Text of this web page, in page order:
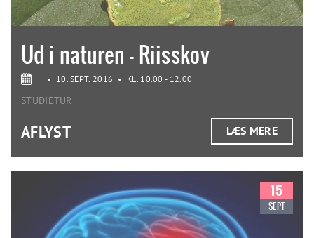
Ud i naturen - Riisskov
• 10. SEPT. 2016 • KL. 10.00 - 12.00
STUDIETUR
AFLYST LÆS MERE
15
SEPT